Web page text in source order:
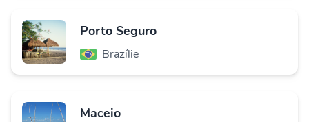
Porto Seguro
Brazílie
Maceio